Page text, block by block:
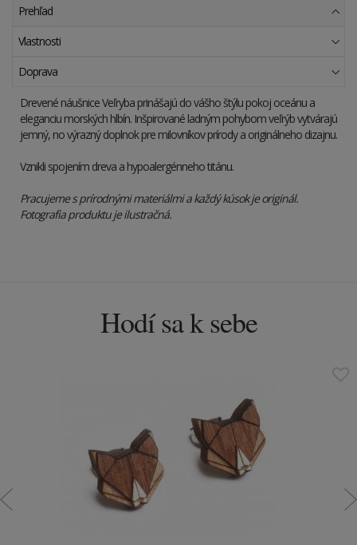
Prehľad
Vlastnosti
Doprava
Drevené náušnice Veľryba prinášajú do vášho štýlu pokoj oceánu a
eleganciu morských hlbín. Inšpirované ladným pohybom veľrýb vytvárajú
jemný, no výrazný doplnok pre milovníkov prírody a originálneho dizajnu.
Vznikli spojením dreva a hypoalergénneho titánu.
Pracujeme s prírodnými materiálmi a každý kúsok je originál.
Fotografia produktu je ilustračná.
Hodí sa k sebe